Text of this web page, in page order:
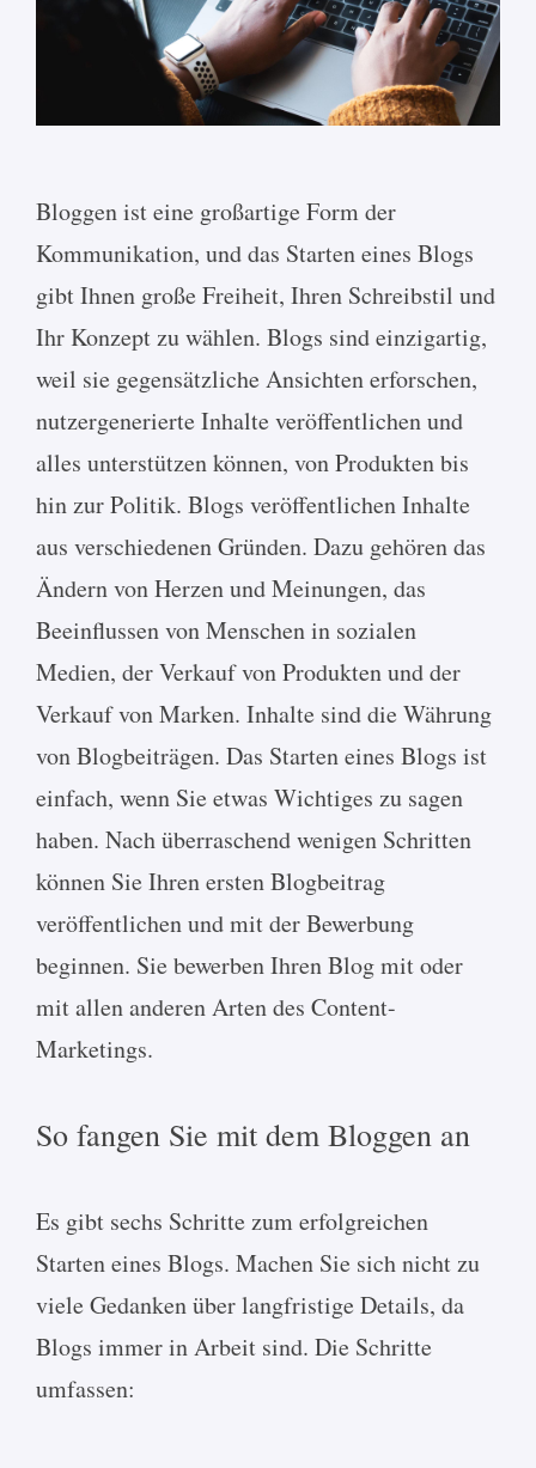
Bloggen ist eine großartige Form der
Kommunikation, und das Starten eines Blogs
gibt Ihnen große Freiheit, Ihren Schreibstil und
Ihr Konzept zu wählen. Blogs sind einzigartig,
weil sie gegensätzliche Ansichten erforschen,
nutzergenerierte Inhalte veröffentlichen und
alles unterstützen können, von Produkten bis
hin zur Politik. Blogs veröffentlichen Inhalte
aus verschiedenen Gründen. Dazu gehören das
Ändern von Herzen und Meinungen, das
Beeinflussen von Menschen in sozialen
Medien, der Verkauf von Produkten und der
Verkauf von Marken. Inhalte sind die Währung
von Blogbeiträgen. Das Starten eines Blogs ist
einfach, wenn Sie etwas Wichtiges zu sagen
haben. Nach überraschend wenigen Schritten
können Sie Ihren ersten Blogbeitrag
veröffentlichen und mit der Bewerbung
beginnen. Sie bewerben Ihren Blog mit oder
mit allen anderen Arten des Content-
Marketings.
So fangen Sie mit dem Bloggen an
Es gibt sechs Schritte zum erfolgreichen
Starten eines Blogs. Machen Sie sich nicht zu
viele Gedanken über langfristige Details, da
Blogs immer in Arbeit sind. Die Schritte
umfassen: